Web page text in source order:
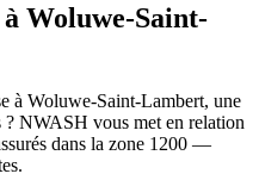
Woluwe-Saint-
à Woluwe-Saint-Lambert, une
NWASH vous met en relation
dans la zone 1200 —